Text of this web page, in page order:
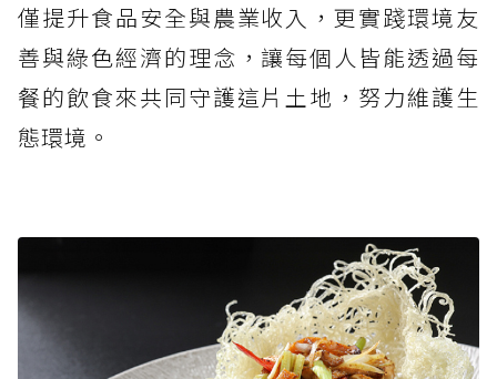
僅提升食品安全與農業收入，更實踐環境友
善與綠色經濟的理念，讓每個人皆能透過每
餐的飲食來共同守護這片土地，努力維護生
態環境。